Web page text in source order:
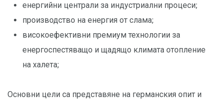
енергийни централи за индустриални процеси;
производство на енергия от слама;
високоефективни премиум технологии за
енергоспестяващо и щадящо климата отопление
на халета;
Основни цели са представяне на германския опит и